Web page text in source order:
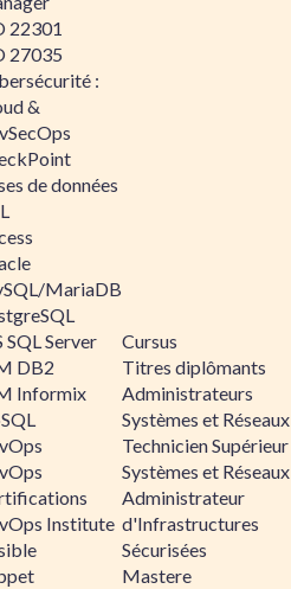
22301
27035
:
&
de données
MariaDB
SQL Server
DB2
Informix
Institute
Cursus
Titres diplômants
Administrateurs
Systèmes et Réseaux
Technicien Supérieur
Systèmes et Réseaux
Administrateur
d'Infrastructures
Sécurisées
Mastere